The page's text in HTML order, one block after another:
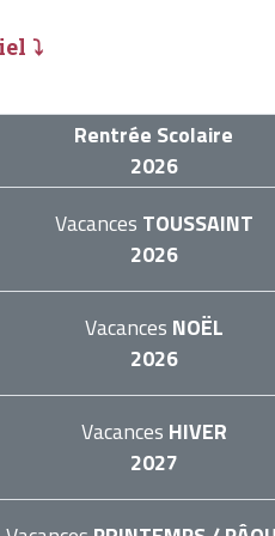
⤵
Rentrée Scolaire
2026
Vacances TOUSSAINT
2026
Vacances NOËL
2026
Vacances HIVER
2027